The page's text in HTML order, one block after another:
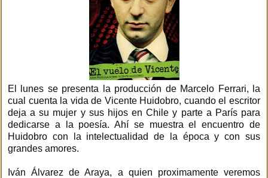
El lunes se presenta la producción de Marcelo Ferrari, la
cual cuenta la vida de Vicente Huidobro, cuando el escritor
deja a su mujer y sus hijos en Chile y parte a París para
dedicarse a la poesía. Ahí se muestra el encuentro de
Huidobro con la intelectualidad de la época y con sus
grandes amores.
Iván Álvarez de Araya, a quien proximamente veremos